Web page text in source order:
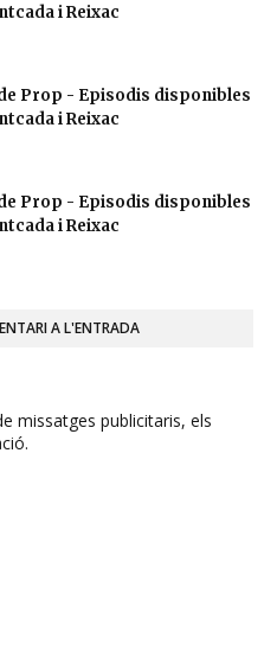
i Reixac
Prop - Episodis disponibles
i Reixac
Prop - Episodis disponibles
i Reixac
A L'ENTRADA
missatges publicitaris, els